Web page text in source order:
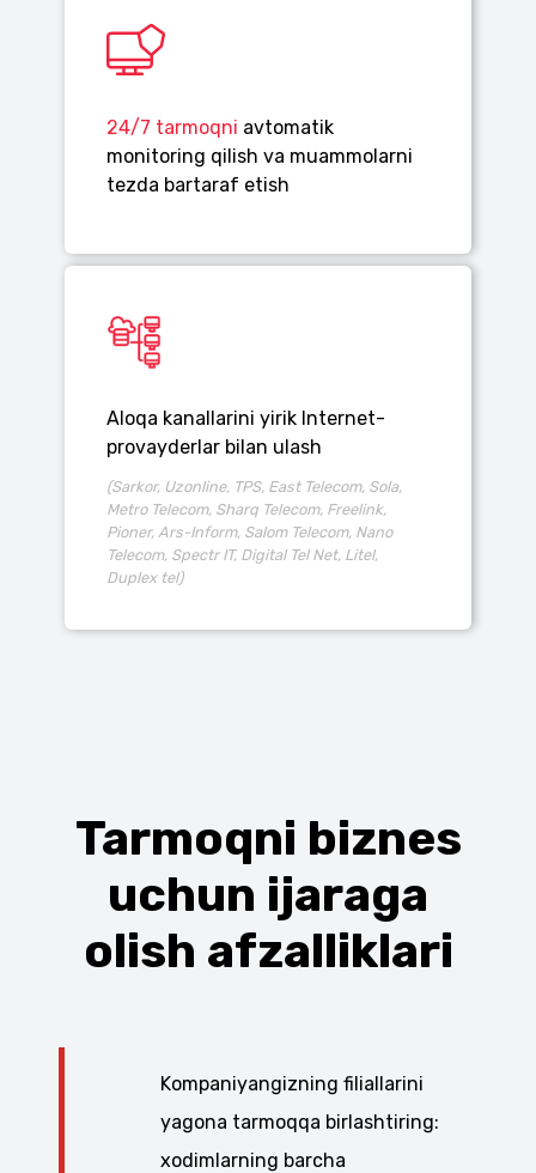
24/7 tarmoqni avtomatik
monitoring qilish va muammolarni
tezda bartaraf etish
Aloqa kanallarini yirik Internet-
provayderlar bilan ulash
(Sarkor, Uzonline, TPS, East Telecom, Sola,
Metro Telecom, Sharq Telecom, Freelink,
Pioner, Ars-Inform, Salom Telecom, Nano
Telecom, Spectr IT, Digital Tel Net, Litel,
Duplex tel)
Tarmoqni biznes
uchun ijaraga
olish afzalliklari
Kompaniyangizning filiallarini
yagona tarmoqqa birlashtiring:
xodimlarning barcha